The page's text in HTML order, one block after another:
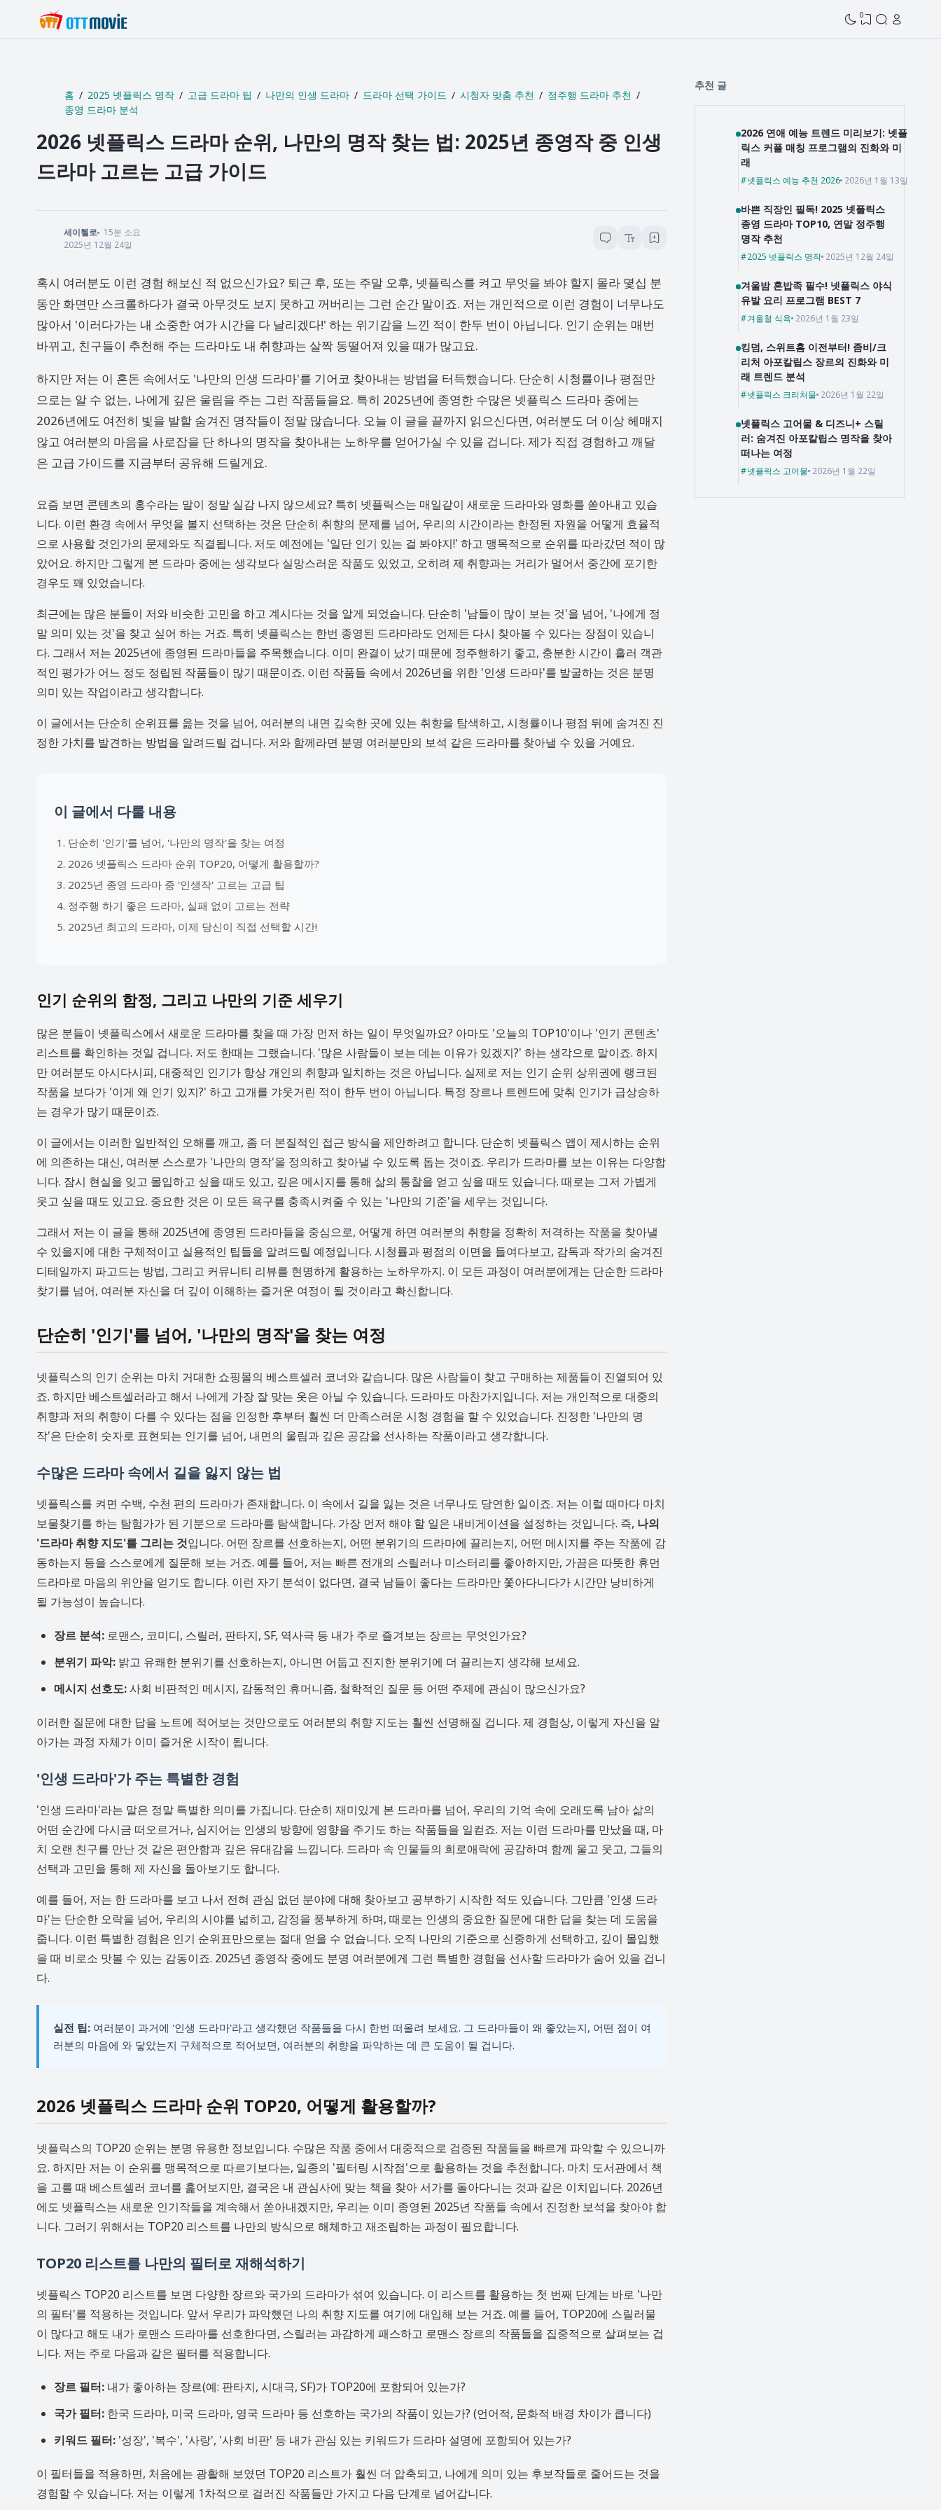
0
홈 2025 넷플릭스 명작 고급 드라마 팁 나만의 인생 드라마 드라마 선택 가이드 시청자 맞춤 추천
정주행 드라마 추천
종영 드라마 분석
2026 넷플릭스 드라마 순위, 나만의 명작 찾는 법: 2025년 종영작 중 인생
드라마 고르는 고급 가이드
세이헬로 15분 소요
2025년 12월 24일
혹시 여러분도 이런 경험 해보신 적 없으신가요? 퇴근 후, 또는 주말 오후, 넷플릭스를 켜고 무엇을 봐야 할지 몰라 몇십 분
동안 화면만 스크롤하다가 결국 아무것도 보지 못하고 꺼버리는 그런 순간 말이죠. 저는 개인적으로 이런 경험이 너무나도
많아서 '이러다가는 내 소중한 여가 시간을 다 날리겠다!' 하는 위기감을 느낀 적이 한두 번이 아닙니다. 인기 순위는 매번
바뀌고, 친구들이 추천해 주는 드라마도 내 취향과는 살짝 동떨어져 있을 때가 많고요.
하지만 저는 이 혼돈 속에서도 '나만의 인생 드라마'를 기어코 찾아내는 방법을 터득했습니다. 단순히 시청률이나 평점만
으로는 알 수 없는, 나에게 깊은 울림을 주는 그런 작품들을요. 특히 2025년에 종영한 수많은 넷플릭스 드라마 중에는
2026년에도 여전히 빛을 발할 숨겨진 명작들이 정말 많습니다. 오늘 이 글을 끝까지 읽으신다면, 여러분도 더 이상 헤매지
않고 여러분의 마음을 사로잡을 단 하나의 명작을 찾아내는 노하우를 얻어가실 수 있을 겁니다. 제가 직접 경험하고 깨달
은 고급 가이드를 지금부터 공유해 드릴게요.
요즘 보면 콘텐츠의 홍수라는 말이 정말 실감 나지 않으세요? 특히 넷플릭스는 매일같이 새로운 드라마와 영화를 쏟아내고 있습
니다. 이런 환경 속에서 무엇을 볼지 선택하는 것은 단순히 취향의 문제를 넘어, 우리의 시간이라는 한정된 자원을 어떻게 효율적
으로 사용할 것인가의 문제와도 직결됩니다. 저도 예전에는 '일단 인기 있는 걸 봐야지!' 하고 맹목적으로 순위를 따라갔던 적이 많
았어요. 하지만 그렇게 본 드라마 중에는 생각보다 실망스러운 작품도 있었고, 오히려 제 취향과는 거리가 멀어서 중간에 포기한
경우도 꽤 있었습니다.
최근에는 많은 분들이 저와 비슷한 고민을 하고 계시다는 것을 알게 되었습니다. 단순히 '남들이 많이 보는 것'을 넘어, '나에게 정
말 의미 있는 것'을 찾고 싶어 하는 거죠. 특히 넷플릭스는 한번 종영된 드라마라도 언제든 다시 찾아볼 수 있다는 장점이 있습니
다. 그래서 저는 2025년에 종영된 드라마들을 주목했습니다. 이미 완결이 났기 때문에 정주행하기 좋고, 충분한 시간이 흘러 객관
적인 평가가 어느 정도 정립된 작품들이 많기 때문이죠. 이런 작품들 속에서 2026년을 위한 '인생 드라마'를 발굴하는 것은 분명
의미 있는 작업이라고 생각합니다.
이 글에서는 단순히 순위표를 읊는 것을 넘어, 여러분의 내면 깊숙한 곳에 있는 취향을 탐색하고, 시청률이나 평점 뒤에 숨겨진 진
정한 가치를 발견하는 방법을 알려드릴 겁니다. 저와 함께라면 분명 여러분만의 보석 같은 드라마를 찾아낼 수 있을 거예요.
이 글에서 다룰 내용
단순히 '인기'를 넘어, '나만의 명작'을 찾는 여정
2026 넷플릭스 드라마 순위 TOP20, 어떻게 활용할까?
2025년 종영 드라마 중 '인생작' 고르는 고급 팁
정주행 하기 좋은 드라마, 실패 없이 고르는 전략
2025년 최고의 드라마, 이제 당신이 직접 선택할 시간!
인기 순위의 함정, 그리고 나만의 기준 세우기
많은 분들이 넷플릭스에서 새로운 드라마를 찾을 때 가장 먼저 하는 일이 무엇일까요? 아마도 '오늘의 TOP10'이나 '인기 콘텐츠'
리스트를 확인하는 것일 겁니다. 저도 한때는 그랬습니다. '많은 사람들이 보는 데는 이유가 있겠지?' 하는 생각으로 말이죠. 하지
만 여러분도 아시다시피, 대중적인 인기가 항상 개인의 취향과 일치하는 것은 아닙니다. 실제로 저는 인기 순위 상위권에 랭크된
작품을 보다가 '이게 왜 인기 있지?' 하고 고개를 갸웃거린 적이 한두 번이 아닙니다. 특정 장르나 트렌드에 맞춰 인기가 급상승하
는 경우가 많기 때문이죠.
이 글에서는 이러한 일반적인 오해를 깨고, 좀 더 본질적인 접근 방식을 제안하려고 합니다. 단순히 넷플릭스 앱이 제시하는 순위
에 의존하는 대신, 여러분 스스로가 '나만의 명작'을 정의하고 찾아낼 수 있도록 돕는 것이죠. 우리가 드라마를 보는 이유는 다양합
니다. 잠시 현실을 잊고 몰입하고 싶을 때도 있고, 깊은 메시지를 통해 삶의 통찰을 얻고 싶을 때도 있습니다. 때로는 그저 가볍게
웃고 싶을 때도 있고요. 중요한 것은 이 모든 욕구를 충족시켜줄 수 있는 '나만의 기준'을 세우는 것입니다.
그래서 저는 이 글을 통해 2025년에 종영된 드라마들을 중심으로, 어떻게 하면 여러분의 취향을 정확히 저격하는 작품을 찾아낼
수 있을지에 대한 구체적이고 실용적인 팁들을 알려드릴 예정입니다. 시청률과 평점의 이면을 들여다보고, 감독과 작가의 숨겨진
디테일까지 파고드는 방법, 그리고 커뮤니티 리뷰를 현명하게 활용하는 노하우까지. 이 모든 과정이 여러분에게는 단순한 드라마
찾기를 넘어, 여러분 자신을 더 깊이 이해하는 즐거운 여정이 될 것이라고 확신합니다.
단순히 '인기'를 넘어, '나만의 명작'을 찾는 여정
넷플릭스의 인기 순위는 마치 거대한 쇼핑몰의 베스트셀러 코너와 같습니다. 많은 사람들이 찾고 구매하는 제품들이 진열되어 있
죠. 하지만 베스트셀러라고 해서 나에게 가장 잘 맞는 옷은 아닐 수 있습니다. 드라마도 마찬가지입니다. 저는 개인적으로 대중의
취향과 저의 취향이 다를 수 있다는 점을 인정한 후부터 훨씬 더 만족스러운 시청 경험을 할 수 있었습니다. 진정한 '나만의 명
작'은 단순히 숫자로 표현되는 인기를 넘어, 내면의 울림과 깊은 공감을 선사하는 작품이라고 생각합니다.
수많은 드라마 속에서 길을 잃지 않는 법
넷플릭스를 켜면 수백, 수천 편의 드라마가 존재합니다. 이 속에서 길을 잃는 것은 너무나도 당연한 일이죠. 저는 이럴 때마다 마치
보물찾기를 하는 탐험가가 된 기분으로 드라마를 탐색합니다. 가장 먼저 해야 할 일은 내비게이션을 설정하는 것입니다. 즉, 나의
'드라마 취향 지도'를 그리는 것입니다. 어떤 장르를 선호하는지, 어떤 분위기의 드라마에 끌리는지, 어떤 메시지를 주는 작품에 감
동하는지 등을 스스로에게 질문해 보는 거죠. 예를 들어, 저는 빠른 전개의 스릴러나 미스터리를 좋아하지만, 가끔은 따뜻한 휴먼
드라마로 마음의 위안을 얻기도 합니다. 이런 자기 분석이 없다면, 결국 남들이 좋다는 드라마만 쫓아다니다가 시간만 낭비하게
될 가능성이 높습니다.
장르 분석: 로맨스, 코미디, 스릴러, 판타지, SF, 역사극 등 내가 주로 즐겨보는 장르는 무엇인가요?
분위기 파악: 밝고 유쾌한 분위기를 선호하는지, 아니면 어둡고 진지한 분위기에 더 끌리는지 생각해 보세요.
메시지 선호도:사회 비판적인 메시지, 감동적인 휴머니즘, 철학적인 질문 등 어떤 주제에 관심이 많으신가요?
이러한 질문에 대한 답을 노트에 적어보는 것만으로도 여러분의 취향 지도는 훨씬 선명해질 겁니다. 제 경험상, 이렇게 자신을 알
아가는 과정 자체가 이미 즐거운 시작이 됩니다.
'인생 드라마'가 주는 특별한 경험
'인생 드라마'라는 말은 정말 특별한 의미를 가집니다. 단순히 재미있게 본 드라마를 넘어, 우리의 기억 속에 오래도록 남아 삶의
어떤 순간에 다시금 떠오르거나, 심지어는 인생의 방향에 영향을 주기도 하는 작품들을 일컫죠. 저는 이런 드라마를 만났을 때, 마
치 오랜 친구를 만난 것 같은 편안함과 깊은 유대감을 느낍니다. 드라마 속 인물들의 희로애락에 공감하며 함께 울고 웃고, 그들의
선택과 고민을 통해 제 자신을 돌아보기도 합니다.
예를 들어, 저는 한 드라마를 보고 나서 전혀 관심 없던 분야에 대해 찾아보고 공부하기 시작한 적도 있습니다. 그만큼 '인생 드라
마'는 단순한 오락을 넘어, 우리의 시야를 넓히고, 감정을 풍부하게 하며, 때로는 인생의 중요한 질문에 대한 답을 찾는 데 도움을
줍니다. 이런 특별한 경험은 인기 순위표만으로는 절대 얻을 수 없습니다. 오직 나만의 기준으로 신중하게 선택하고, 깊이 몰입했
을 때 비로소 맛볼 수 있는 감동이죠. 2025년 종영작 중에도 분명 여러분에게 그런 특별한 경험을 선사할 드라마가 숨어 있을 겁니
다.
실전 팁: 여러분이 과거에 '인생 드라마'라고 생각했던 작품들을 다시 한번 떠올려 보세요. 그 드라마들이 왜 좋았는지, 어떤 점이 여
러분의 마음에 와 닿았는지 구체적으로 적어보면, 여러분의 취향을 파악하는 데 큰 도움이 될 겁니다.
2026 넷플릭스 드라마 순위 TOP20, 어떻게 활용할까?
넷플릭스의 TOP20 순위는 분명 유용한 정보입니다. 수많은 작품 중에서 대중적으로 검증된 작품들을 빠르게 파악할 수 있으니까
요. 하지만 저는 이 순위를 맹목적으로 따르기보다는, 일종의 '필터링 시작점'으로 활용하는 것을 추천합니다. 마치 도서관에서 책
을 고를 때 베스트셀러 코너를 훑어보지만, 결국은 내 관심사에 맞는 책을 찾아 서가를 돌아다니는 것과 같은 이치입니다. 2026년
에도 넷플릭스는 새로운 인기작들을 계속해서 쏟아내겠지만, 우리는 이미 종영된 2025년 작품들 속에서 진정한 보석을 찾아야 합
니다. 그러기 위해서는 TOP20 리스트를 나만의 방식으로 해체하고 재조립하는 과정이 필요합니다.
TOP20 리스트를 나만의 필터로 재해석하기
넷플릭스 TOP20 리스트를 보면 다양한 장르와 국가의 드라마가 섞여 있습니다. 이 리스트를 활용하는 첫 번째 단계는 바로 '나만
의 필터'를 적용하는 것입니다. 앞서 우리가 파악했던 나의 취향 지도를 여기에 대입해 보는 거죠. 예를 들어, TOP20에 스릴러물
이 많다고 해도 내가 로맨스 드라마를 선호한다면, 스릴러는 과감하게 패스하고 로맨스 장르의 작품들을 집중적으로 살펴보는 겁
니다. 저는 주로 다음과 같은 필터를 적용합니다.
장르 필터: 내가 좋아하는 장르(예: 판타지, 시대극, SF)가 TOP20에 포함되어 있는가?
국가 필터: 한국 드라마, 미국 드라마, 영국 드라마 등 선호하는 국가의 작품이 있는가? (언어적, 문화적 배경 차이가 큽니다)
키워드 필터: '성장', '복수', '사랑', '사회 비판' 등 내가 관심 있는 키워드가 드라마 설명에 포함되어 있는가?
이 필터들을 적용하면, 처음에는 광활해 보였던 TOP20 리스트가 훨씬 더 압축되고, 나에게 의미 있는 후보작들로 줄어드는 것을
경험할 수 있습니다. 저는 이렇게 1차적으로 걸러진 작품들만 가지고 다음 단계로 넘어갑니다.
추천 글
2026 연애 예능 트렌드 미리보기: 넷플
릭스 커플 매칭 프로그램의 진화와 미
래
넷플릭스 예능 추천 2026 2026년 1월 13일
바쁜 직장인 필독! 2025 넷플릭스
종영 드라마 TOP10, 연말 정주행
명작 추천
2025 넷플릭스 명작 2025년 12월 24일
겨울밤 혼밥족 필수! 넷플릭스 야식
유발 요리 프로그램 BEST 7
겨울철 식욕 2026년 1월 23일
킹덤, 스위트홈 이전부터! 좀비/크
리처 아포칼립스 장르의 진화와 미
래 트렌드 분석
넷플릭스 크리처물 2026년 1월 22일
넷플릭스 고어물 & 디즈니+ 스릴
러: 숨겨진 아포칼립스 명작을 찾아
떠나는 여정
넷플릭스 고어물 2026년 1월 22일